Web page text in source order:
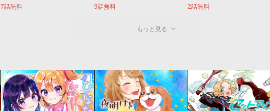
7話無料
9話無料
2話無料
もっと見る